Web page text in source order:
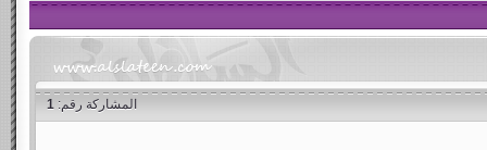
المشاركة رقم: 1